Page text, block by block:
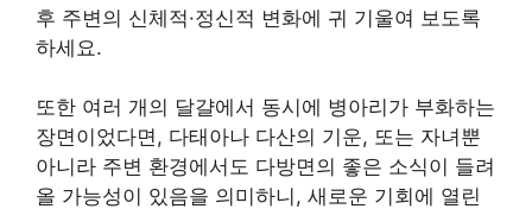
후 주변의 신체적·정신적 변화에 귀 기울여 보도록
하세요.
또한 여러 개의 달걀에서 동시에 병아리가 부화하는
장면이었다면, 다태아나 다산의 기운, 또는 자녀뿐
아니라 주변 환경에서도 다방면의 좋은 소식이 들려
올 가능성이 있음을 의미하니, 새로운 기회에 열린